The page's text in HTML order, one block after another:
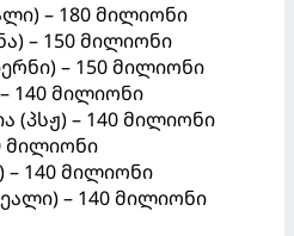
– 180 მილიონი
– 150 მილიონი
– 150 მილიონი
140 მილიონი
(პსჟ) – 140 მილიონი
მილიონი
– 140 მილიონი
– 140 მილიონი